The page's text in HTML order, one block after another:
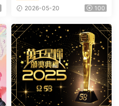
nside Me”巡回演唱会][Blura
1][ISO/63.91 GiB]
2026-05-20 100